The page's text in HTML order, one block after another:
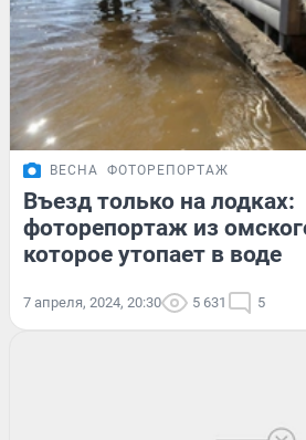
ВЕСНА ФОТОРЕПОРТАЖ
Въезд только на лодках:
фоторепортаж из
которое утопает в воде
7 апреля, 2024, 20:30 5 631 5